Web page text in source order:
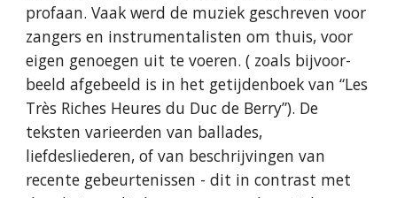
profaan. Vaak werd de muziek geschreven voor
zangers en instrumentalisten om thuis, voor
eigen genoegen uit te voeren. ( zoals bijvoor-
beeld afgebeeld is in het getijdenboek van “Les
Très Riches Heures du Duc de Berry”). De
teksten varieerden van ballades,
liefdesliederen, of van beschrijvingen van
recente gebeurtenissen - dit in contrast met